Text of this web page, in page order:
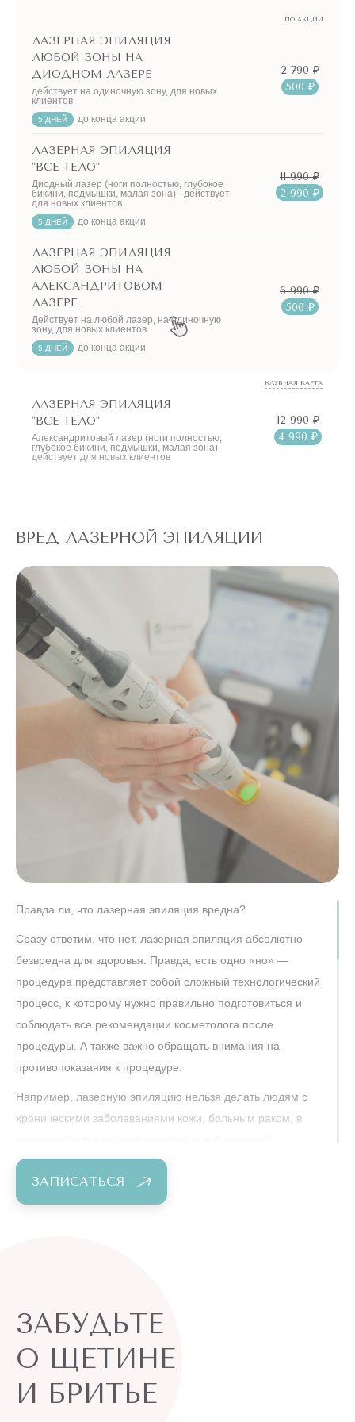
предложения и программа лояльности позаботятся о
кошельке. Попробуйте!
ПО АКЦИИ
ЛАЗЕРНАЯ ЭПИЛЯЦИЯ
ЛЮБОЙ ЗОНЫ НА
ДИОДНОМ ЛАЗЕРЕ
действует на одиночную зону, для новых
клиентов
5 ДНЕЙ до конца акции
2 790 ₽
500 ₽
ЛАЗЕРНАЯ ЭПИЛЯЦИЯ
"ВСЕ ТЕЛО"
Диодный лазер (ноги полностью, глубокое
бикини, подмышки, малая зона) - действует
для новых клиентов
5 ДНЕЙ до конца акции
11 990 ₽
2 990 ₽
ЛАЗЕРНАЯ ЭПИЛЯЦИЯ
ЛЮБОЙ ЗОНЫ НА
АЛЕКСАНДРИТОВОМ
ЛАЗЕРЕ
Действует на любой лазер, на одиночную
зону, для новых клиентов
5 ДНЕЙ до конца акции
6 990 ₽
500 ₽
КЛУБНАЯ КАРТА
ЛАЗЕРНАЯ ЭПИЛЯЦИЯ
"ВСЕ ТЕЛО"
Александритовый лазер (ноги полностью,
глубокое бикини, подмышки, малая зона)
действует для новых клиентов
12 990 ₽
4 990 ₽
ВРЕД ЛАЗЕРНОЙ ЭПИЛЯЦИИ
Правда ли, что лазерная эпиляция вредна?
Сразу ответим, что нет, лазерная эпиляция абсолютно
безвредна для здоровья. Правда, есть одно «но» —
процедура представляет собой сложный технологический
процесс, к которому нужно правильно подготовиться и
соблюдать все рекомендации косметолога после
процедуры. А также важно обращать внимания на
противопоказания к процедуре.
Например, лазерную эпиляцию нельзя делать людям с
хроническими заболеваниями кожи, больным раком, в
диабетикам.
Беременным девушкам также лучше оставить
часто приводит к ожогам, раздражению и даже рубцам.
Например, перед процедурой нельзя загорать ни на улице,
ни в солярии, а также наносить автозагар. Дело в том, что в
загорелой коже наблюдается высокий уровень меланина,
ЗАПИСАТЬСЯ
ЗАБУДЬТЕ
О ЩЕТИНЕ
И БРИТЬЕ